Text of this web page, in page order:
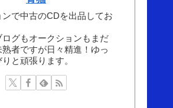
ンで中古のCDを出品してお
ログもオークションもまだ
熟者ですが日々精進！ゆっ
と頑張ります。